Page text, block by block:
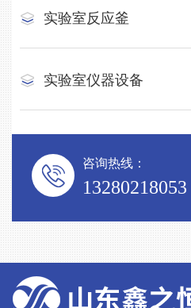
实验室反应釜
实验室仪器设备
咨询热线：
13280218053